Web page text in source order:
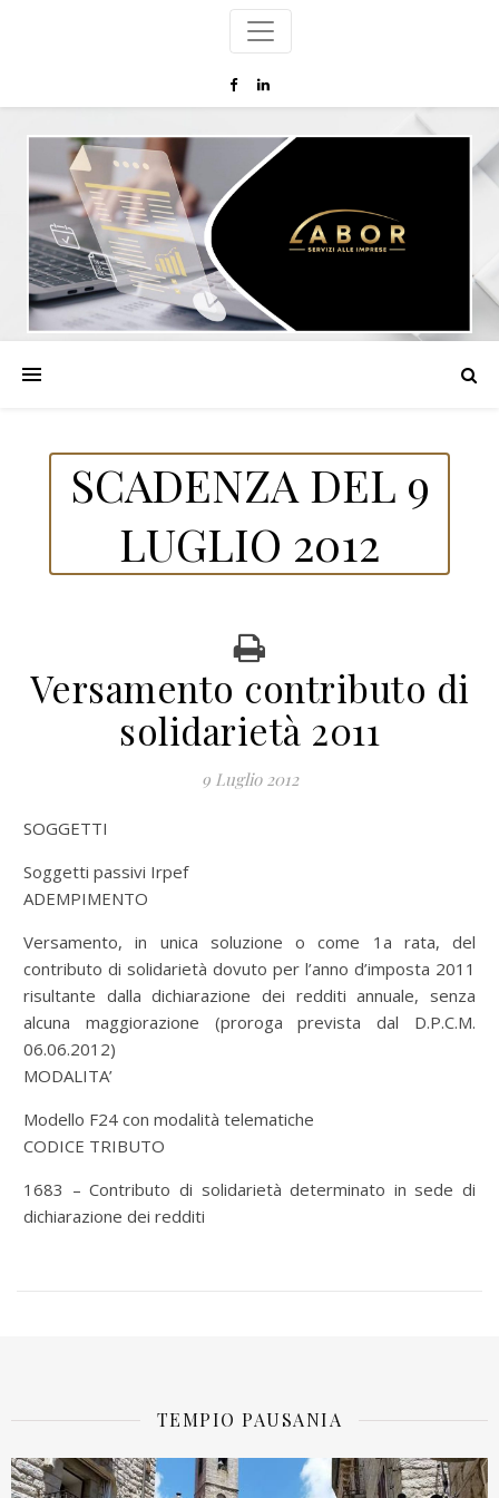
SCADENZA DEL 9
LUGLIO 2012
Versamento contributo di
solidarietà 2011
9 Luglio 2012
SOGGETTI
Soggetti passivi Irpef
ADEMPIMENTO
Versamento, in unica soluzione o come 1a rata, del
contributo di solidarietà dovuto per l’anno d’imposta 2011
risultante dalla dichiarazione dei redditi annuale, senza
alcuna maggiorazione (proroga prevista dal D.P.C.M.
06.06.2012)
MODALITA’
Modello F24 con modalità telematiche
CODICE TRIBUTO
1683 – Contributo di solidarietà determinato in sede di
dichiarazione dei redditi
TEMPIO PAUSANIA